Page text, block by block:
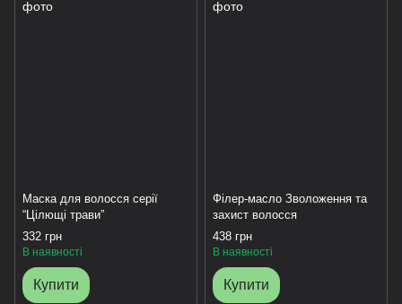
Маска для волосся серії
“Цілющі трави”
332 грн
В наявності
Купити
Філер-масло Зволоження та
захист волосся
438 грн
В наявності
Купити